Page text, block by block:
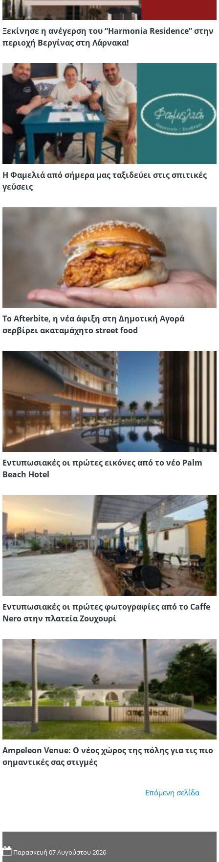
Ξεκίνησε η ανέγερση του “Harmonia Residence” στην
περιοχή Βεργίνας στη Λάρνακα!
Η Φαμελιά από σήμερα μας ταξιδεύει στις σπιτικές
γεύσεις
To Afterbite, η νέα άφιξη στη Δημοτική Αγορά
σερβίρει ακαταμάχητο street food
Εντυπωσιακές οι πρώτες εικόνες από το νέο Palm
Beach Hotel
Εντυπωσιακές οι πρώτες φωτογραφίες από το Caffe
Nero στην πλατεία Ζουχουρί
Ampeleon Venue: Ο νέος χώρος της πόλης για τις πιο
σημαντικές σας στιγμές
Επόμενη σελίδα
Παρασκευή 07 Αυγούστου 2026